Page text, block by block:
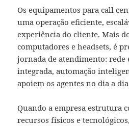
Os equipamentos para call
uma operação eficiente,
experiência do cliente. Mais
computadores e headsets, é
jornada de atendimento: rede
integrada, automação
apoiem os agentes no dia a
Quando a empresa estrutura
recursos físicos e